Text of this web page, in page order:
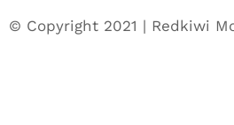
© Copyright 2021 | Redkiwi